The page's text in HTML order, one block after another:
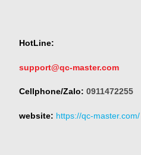
HotLine:
support@qc-master.com
Cellphone/Zalo: 0911472255
website: https://qc-master.com/